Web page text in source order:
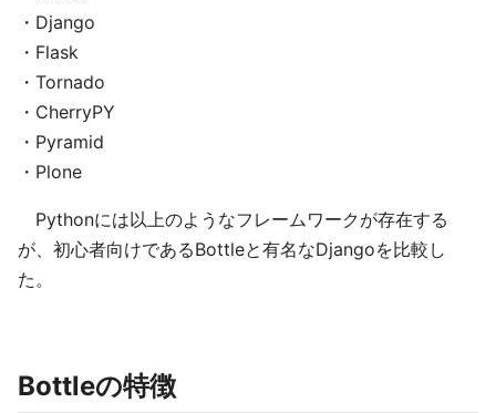
・Django
・Flask
・Tornado
・CherryPY
・Pyramid
・Plone
Pythonには以上のようなフレームワークが存在する
が、初心者向けであるBottleと有名なDjangoを比較し
た。
Bottleの特徴